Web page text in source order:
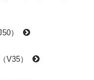
）
V35）